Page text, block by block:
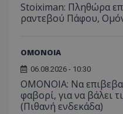
Stoiximan: Πληθώρα
ραντεβού Πάφου,
ΟΜΟΝΟΙΑ
06.08.2026 - 10:30
ΟΜΟΝΟΙΑ: Να
φαβορί, για να βάλει
(Πιθανή ενδεκάδα)